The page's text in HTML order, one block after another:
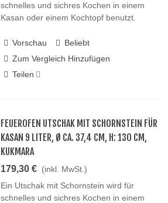
schnelles und sichres Kochen in einem
Kasan oder einem Kochtopf benutzt.
Vorschau
Beliebt
Zum Vergleich Hinzufügen
Teilen
FEUEROFEN UTSCHAK MIT SCHORNSTEIN FÜR
KASAN 9 LITER, Ø CA. 37,4 CM, H: 130 CM,
KUKMARA
179,30 € (inkl. MwSt.)
Ein Utschak mit Schornstein wird für
schnelles und sichres Kochen in einem